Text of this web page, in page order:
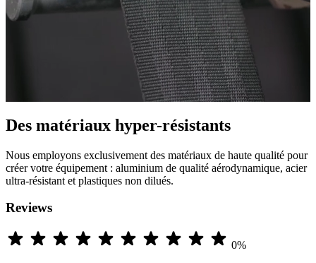
Des matériaux hyper-résistants
Nous employons exclusivement des matériaux de haute qualité pour
créer votre équipement : aluminium de qualité aérodynamique, acier
ultra-résistant et plastiques non dilués.
Reviews
0%